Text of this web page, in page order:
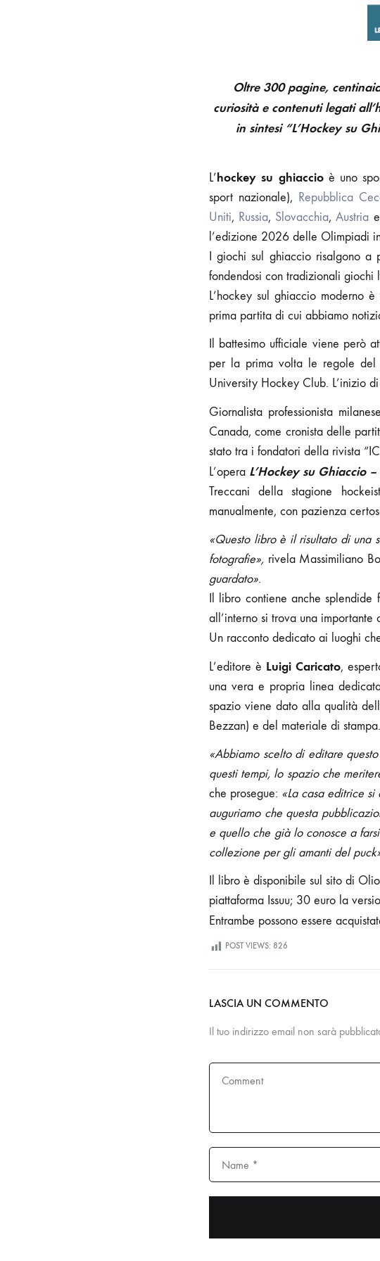
Oltre 300 pagine,
curiosità e contenuti legati
in sintesi “L’Hockey su
L’hockey su ghiaccio è uno
sport nazionale), Repubblica
Uniti, Russia, Slovacchia,Austria e
l’edizione 2026 delle Olimpiadi
I giochi sul ghiaccio risalgono a
fondendosi con tradizionali giochi
L’hockey sul ghiaccio
prima partita di cui abbiamo
Il battesimo ufficiale viene però
per la prima volta le regole
University Hockey Club. L’inizio
Giornalista professionista
Canada, come cronista delle
stato tra i fondatori della rivista
L’opera L’Hockey su Ghiaccio
Treccani della stagione
manualmente, con pazienza
«Questo libro è il risultato di una
fotografie», rivela Massimiliano
guardato».
Il libro contiene anche splendide
all’interno si trova una
Un racconto dedicato ai luoghi
L’editore è Luigi Caricato,
una vera e propria linea
spazio viene dato alla qualità
Bezzan) e del materiale di stampa.
«Abbiamo scelto di editare
questi tempi, lo spazio che
che prosegue: «La casa editrice
auguriamo che questa
e quello che già lo conosce a
collezione per gli amanti del
Il libro è disponibile sul sito di
piattaforma Issuu; 30 euro la
Entrambe possono essere
POST VIEWS: 826
LASCIA UN COMMENTO
Il tuo indirizzo email non sarà